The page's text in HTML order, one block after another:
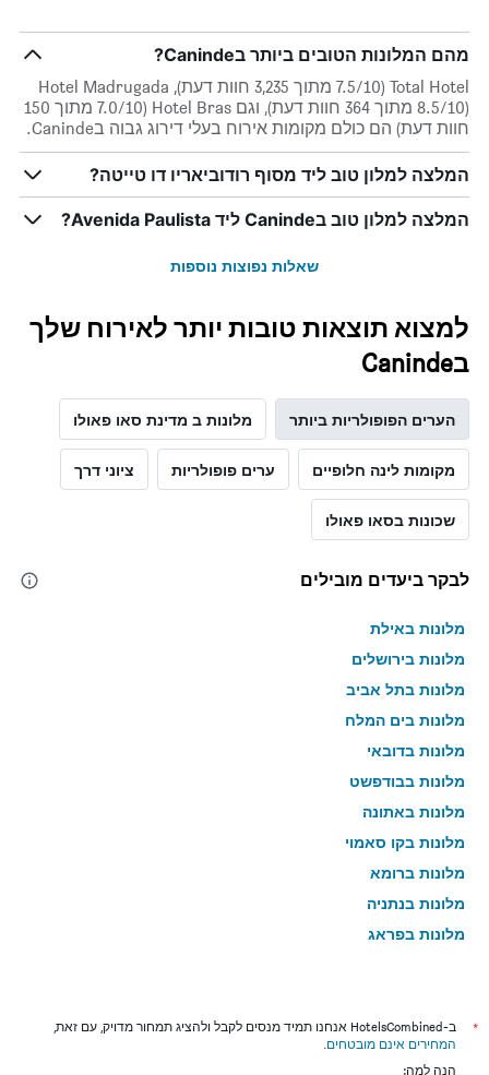
מהם המלונות הטובים ביותר בCaninde?
Total Hotel (7.5/10 מתוך 3,235 חוות דעת), Hotel Madrugada
(8.5/10 מתוך 364 חוות דעת), וגם Hotel Bras (7.0/10 מתוך 150
חוות דעת) הם כולם מקומות אירוח בעלי דירוג גבוה בCaninde.
המלצה למלון טוב ליד מסוף רודוביאריו דו טייטה?
המלצה למלון טוב בCaninde ליד Avenida Paulista?
שאלות נפוצות נוספות
למצוא תוצאות טובות יותר לאירוח שלך
בCaninde
הערים הפופולריות ביותר מלונות ב מדינת סאו פאולו
מקומות לינה חלופיים ערים פופולריות ציוני דרך
שכונות בסאו פאולו
לבקר ביעדים מובילים
מלונות באילת
מלונות בירושלים
מלונות בתל אביב
מלונות בים המלח
מלונות בדובאי
מלונות בבודפשט
מלונות באתונה
מלונות בקו סאמוי
מלונות ברומא
מלונות בנתניה
מלונות בפראג
מלונות בניו יורק
מלונות בבנגקוק
*
ב-HotelsCombined אנחנו תמיד מנסים לקבל ולהציג תמחור מדויק, עם זאת,
המחירים אינם מובטחים.
הנה למה: